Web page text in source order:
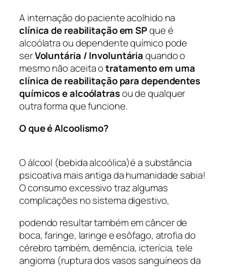
A internação do paciente acolhido na
clínica de reabilitação em SPque é
alcoólatra ou dependente químico pode
serVoluntária / Involuntáriaquando o
mesmo não aceita otratamento em uma
clínica de reabilitação para dependentes
químicos e alcoólatrasou de qualquer
outra forma que funcione.
O que é Alcoolismo?
O álcool (bebida alcoólica)é a substância
psicoativa mais antiga da humanidade sabia!
O consumo excessivo traz algumas
complicações no sistema digestivo,
podendo resultar também em câncer de
boca, faringe, laringe e esôfago, atrofia do
cérebro também, demência, icterícia, tele
angioma (ruptura dos vasos sanguíneos da